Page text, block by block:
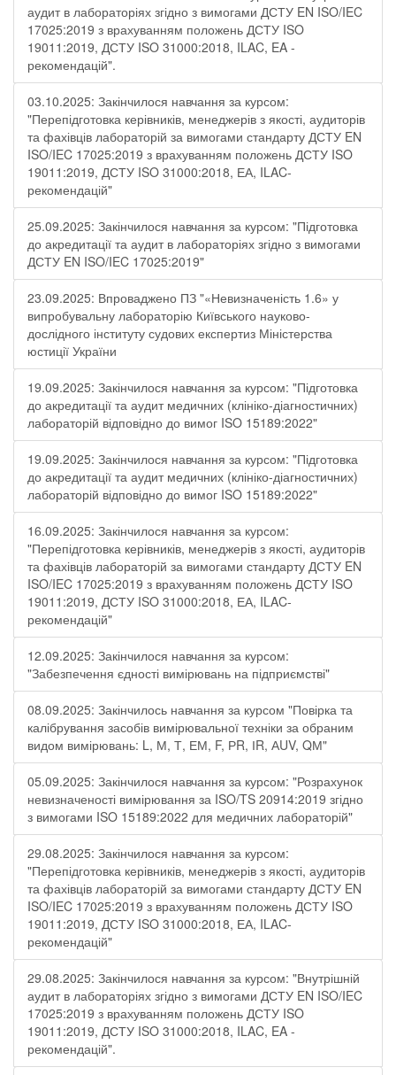
аудит в лабораторіях згідно з вимогами ДСТУ EN ISO/IEC
17025:2019 з врахуванням положень ДСТУ ISO
19011:2019, ДСТУ ISO 31000:2018, ILAC, EA -
рекомендацій".
03.10.2025: Закінчилося навчання за курсом:
"Перепідготовка керівників, менеджерів з якості, аудиторів
та фахівців лабораторій за вимогами стандарту ДСТУ EN
ISO/IEC 17025:2019 з врахуванням положень ДСТУ ISO
19011:2019, ДСТУ ISO 31000:2018, ЕА, ILAC-
рекомендацій"
25.09.2025: Закінчилося навчання за курсом: "Підготовка
до акредитації та аудит в лабораторіях згідно з вимогами
ДСТУ EN ISO/IEC 17025:2019"
23.09.2025: Впроваджено ПЗ "«Невизначеність 1.6» у
випробувальну лабораторію Київського науково-
дослідного інституту судових експертиз Міністерства
юстиції України
19.09.2025: Закінчилося навчання за курсом: "Підготовка
до акредитації та аудит медичних (клініко-діагностичних)
лабораторій відповідно до вимог ISO 15189:2022"
19.09.2025: Закінчилося навчання за курсом: "Підготовка
до акредитації та аудит медичних (клініко-діагностичних)
лабораторій відповідно до вимог ISO 15189:2022"
16.09.2025: Закінчилося навчання за курсом:
"Перепідготовка керівників, менеджерів з якості, аудиторів
та фахівців лабораторій за вимогами стандарту ДСТУ EN
ISO/IEC 17025:2019 з врахуванням положень ДСТУ ISO
19011:2019, ДСТУ ISO 31000:2018, ЕА, ILAC-
рекомендацій"
12.09.2025: Закінчилося навчання за курсом:
"Забезпечення єдності вимірювань на підприємстві"
08.09.2025: Закінчилось навчання за курсом "Повірка та
калібрування засобів вимірювальної техніки за обраним
видом вимірювань: L, М, Т, ЕМ, F, РR, ІR, АUV, QМ"
05.09.2025: Закінчилося навчання за курсом: "Розрахунок
невизначеності вимірювання за ISO/TS 20914:2019 згідно
з вимогами ISO 15189:2022 для медичних лабораторій"
29.08.2025: Закінчилося навчання за курсом:
"Перепідготовка керівників, менеджерів з якості, аудиторів
та фахівців лабораторій за вимогами стандарту ДСТУ EN
ISO/IEC 17025:2019 з врахуванням положень ДСТУ ISO
19011:2019, ДСТУ ISO 31000:2018, ЕА, ILAC-
рекомендацій"
29.08.2025: Закінчилося навчання за курсом: "Внутрішній
аудит в лабораторіях згідно з вимогами ДСТУ EN ISO/IEC
17025:2019 з врахуванням положень ДСТУ ISO
19011:2019, ДСТУ ISO 31000:2018, ILAC, EA -
рекомендацій".